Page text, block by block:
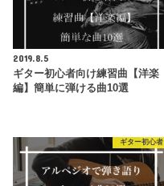
2019.8.5
ギター初心者向け練習曲【洋楽
編】簡単に弾ける曲10選
ギター初心者